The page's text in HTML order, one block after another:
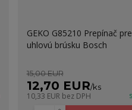
GEKO G85210 Prepínač pre
uhlovú brúsku Bosch
15,00 EUR
12,70 EUR/ks
10,33 EUR bez DPH